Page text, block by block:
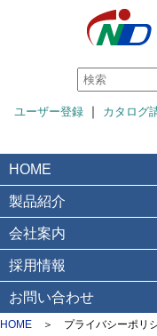
ユーザー登録｜ カタログ
HOME
製品紹介
会社案内
採用情報
お問い合わせ
HOME ＞ プライバシーポリ